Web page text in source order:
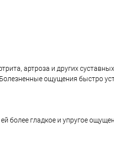
артроза и других
ощущения быстро
более гладкое и упругое